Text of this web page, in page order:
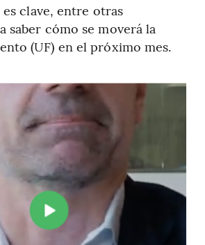
clave, entre otras
saber cómo se moverá la
(UF) en el próximo mes.